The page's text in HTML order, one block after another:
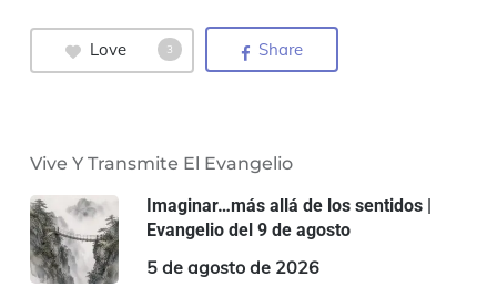
Love 3 Share
Vive Y Transmite El Evangelio
Imaginar…más allá de los sentidos |
Evangelio del 9 de agosto
5 de agosto de 2026